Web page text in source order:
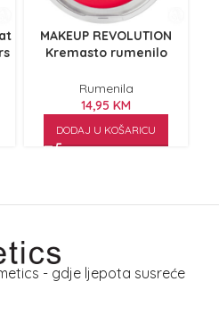
MAKEUP REVOLUTION
Kremasto rumenilo
Rumenila
14,95 KM
DODAJ U KOŠARICU
- gdje ljepota susreće